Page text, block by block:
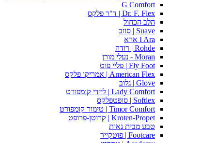
G Comfort
Dr. F. Flex | ד"ר פלקס
הלב הכחול
Suave | סווב
I Ara ארא
Rohde | רודה
Moran - נעלי מורן
Fly Foot | פליי פוט
American Flex | אמריקו פלקס
Glove | גלוב
Lady Comfort | ליידי קומפורט
Softlex | סופטפלקס
Timor Comfort | טימור קומפורט
Kroten-Propet | קרוטן-פרופט
טבע מבית נאות
Footcare | פוטקייר